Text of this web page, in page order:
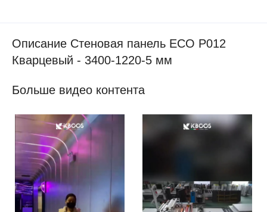
Описание Стеновая панель ECO P012
Кварцевый - 3400-1220-5 мм
Больше видео контента